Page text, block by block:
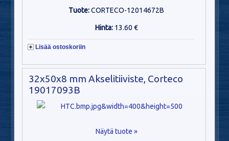
Tuote:CORTECO-12014672B
Hinta: 13.60 €
Lisää ostoskoriin
32x50x8 mm Akselitiiviste, Corteco
19017093B
Näytä tuote »